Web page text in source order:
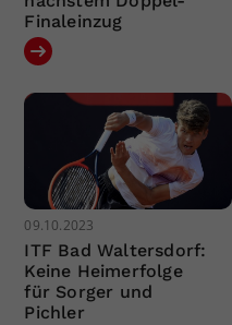
Finaleinzug
09.10.2023
ITF Bad Waltersdorf:
Keine Heimerfolge
für Sorger und
Pichler